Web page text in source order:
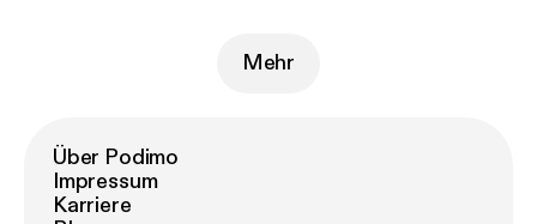
Mehr
Über Podimo
Impressum
Karriere